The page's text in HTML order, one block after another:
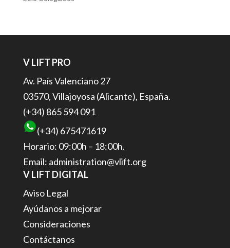
V LIFT PRO
Av. País Valenciano 27
03570, Villajoyosa (Alicante), España.
(+34) 865 594 091
(+34) 675471619
Horario: 09:00h – 18:00h.
Email: administration@vlift.org
V LIFT DIGITAL
Aviso Legal
Ayúdanos a mejorar
Consideraciones
Contáctanos